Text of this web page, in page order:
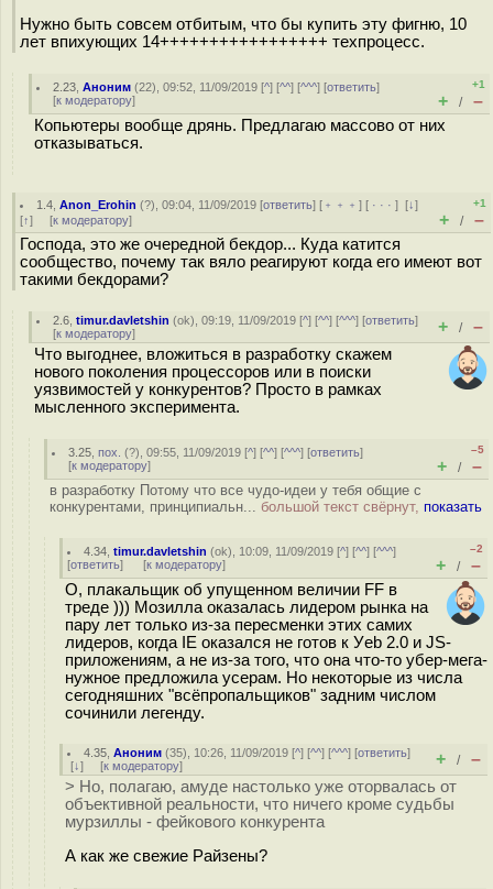
Нужно быть совсем отбитым, что бы купить эту фигню, 10
лет впихующих 14+++++++++++++++++ техпроцесс.
2.23 ,Аноним (22), 09:52, 11/09/2019 [^] [^^] [^^^] [ответить]
[к модератору]
+1
+ / –
Копьютеры вообще дрянь. Предлагаю массово от них
отказываться.
1.4 ,Anon_Erohin (?), 09:04, 11/09/2019 [ответить] [ ﹢﹢﹢] [ · · ·][↓]
[↑] [к модератору]
+1
+ / –
Господа, это же очередной бекдор... Куда катится
сообщество, почему так вяло реагируют когда его имеют вот
такими бекдорами?
2.6 ,timur.davletshin (ok), 09:19, 11/09/2019 [^] [^^] [^^^] [ответить]
[к модератору] + / –
Что выгоднее, вложиться в разработку скажем
нового поколения процессоров или в поиски
уязвимостей у конкурентов? Просто в рамках
мысленного эксперимента.
3.25 ,пох. (?), 09:55, 11/09/2019 [^] [^^] [^^^] [ответить]
[к модератору]
–5
+ / –
в разработку Потому что все чудо-идеи у тебя общие с
конкурентами, принципиальн... большой текст свёрнут, показать
4.34 ,timur.davletshin (ok), 10:09, 11/09/2019 [^] [^^] [^^^]
[ответить] [к модератору]
–2
+ / –
О, плакальщик об упущенном величии FF в
треде ))) Мозилла оказалась лидером рынка на
пару лет только из-за пересменки этих самих
лидеров, когда IE оказался не готов к Уeb 2.0 и JS-
приложениям, а не из-за того, что она что-то убер-мега-
нужное предложила усерам. Но некоторые из числа
сегодняшних "всёпропальщиков" задним числом
сочинили легенду.
4.35 ,Аноним (35), 10:26, 11/09/2019 [^] [^^] [^^^] [ответить]
[↓] [к модератору] + / –
> Но, полагаю, амуде настолько уже оторвалась от
объективной реальности, что ничего кроме судьбы
мурзиллы - фейкового конкурента
А как же свежие Райзены?